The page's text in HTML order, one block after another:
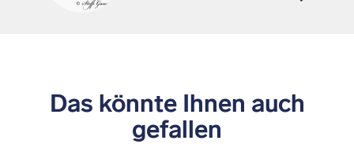
Das könnte Ihnen auch
gefallen